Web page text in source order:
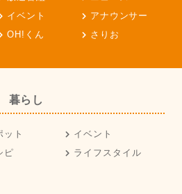
イベント
アナウンサー
OH!くん さりお
暮らし
ット
イベント
ピ
ライフスタイル